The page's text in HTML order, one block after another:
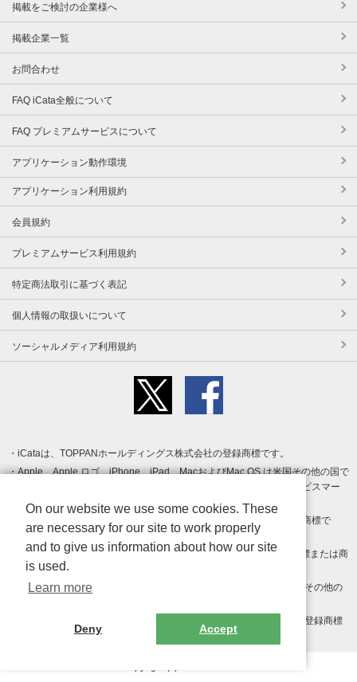
掲載をご検討の企業様へ
掲載企業一覧
お問合わせ
FAQ iCata全般について
FAQ プレミアムサービスについて
アプリケーション動作環境
アプリケーション利用規約
会員規約
プレミアムサービス利用規約
特定商法取引に基づく表記
個人情報の取扱いについて
ソーシャルメディア利用規約
iCataは、TOPPANホールディングス株式会社の登録商標です。
Apple、Apple ロゴ、iPhone、iPad、MacおよびMac OS は米国その他の国で
登録された Apple Inc. の商標です。App Store は Apple Inc. のサービスマー
クです。
Android、Google Play および Google Play ロゴ は Google LLC の商標で
す。
Windows は Microsoft Inc.の米国およびその他の国における登録商標または商
標です。
Adobe、Adobe Reader、Adobe PDF は、Adobe Inc.の米国およびその他の
その他、記載されている会社名、商品名、ロゴは各社の商標または登録商標
On our website we use some cookies. These
are necessary for our site to work properly
and to give us information about how our site
is used.
Learn more
Deny Accept